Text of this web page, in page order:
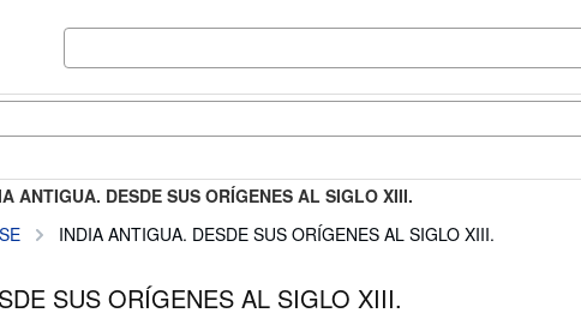
DESDE SUS ORÍGENES AL SIGLO XIII.
INDIA ANTIGUA. DESDE SUS ORÍGENES AL SIGLO XIII.
SUS ORÍGENES AL SIGLO XIII.